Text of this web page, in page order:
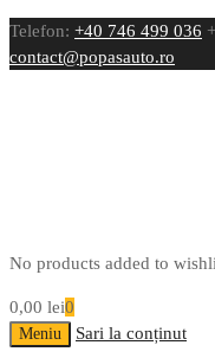
Telefon: +40 746 499 036
contact@popasauto.ro
No products added to
0,00 lei0
Meniu Sari la conținut